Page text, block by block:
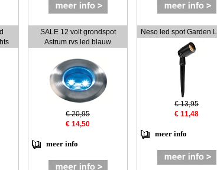
SALE 12 volt grondspot
Astrum rvs led blauw
€ 20,95
€ 14,50
meer info
Neso led spot Garden
€ 13,95
€ 11,48
meer info